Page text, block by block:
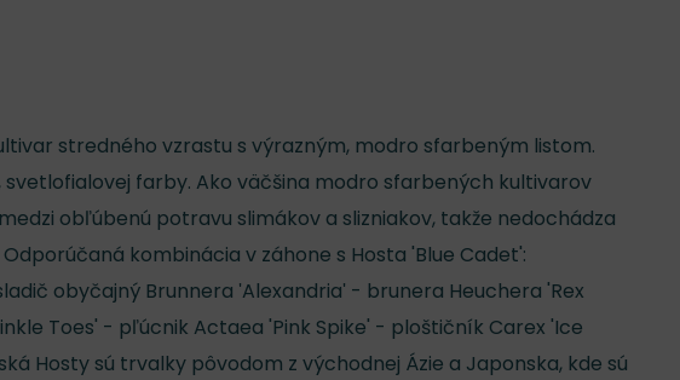
stredného vzrastu s výrazným, modro sfarbeným listom.
svetlofialovej farby. Ako väčšina modro sfarbených kultivarov
obľúbenú potravu slimákov a slizniakov, takže nedochádza
kombinácia v záhone s Hosta 'Blue Cadet':
obyčajný Brunnera ʹAlexandriaʹ - brunera Heuchera 'Rex
Toes' - pľúcnik Actaea 'Pink Spike' - ploštičník Carex 'Ice
Hosty sú trvalky pôvodom z východnej Ázie a Japonska, kde sú